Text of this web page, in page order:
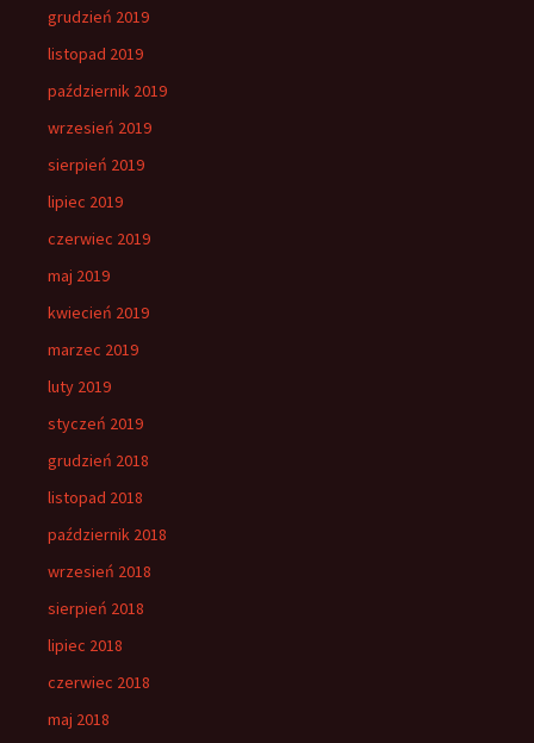
grudzień 2019
listopad 2019
październik 2019
wrzesień 2019
sierpień 2019
lipiec 2019
czerwiec 2019
maj 2019
kwiecień 2019
marzec 2019
luty 2019
styczeń 2019
grudzień 2018
listopad 2018
październik 2018
wrzesień 2018
sierpień 2018
lipiec 2018
czerwiec 2018
maj 2018